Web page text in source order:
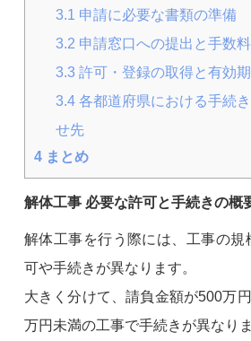
3.1 申請に必要な書類の準備
3.2 申請窓口への提出と手数料
3.3 許可・登録の取得と有効
3.4各都道府県における手続
せ先
4まとめ
解体工事 必要な許可と手続きの概
解体工事を行う際には、工事の規
可や手続きが異なります。
大きく分けて、請負金額が500万
万円未満の工事で手続きが異なりま